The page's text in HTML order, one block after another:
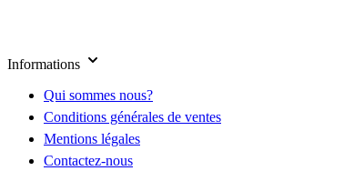
Informations
Qui sommes nous?
Conditions générales de ventes
Mentions légales
Contactez-nous